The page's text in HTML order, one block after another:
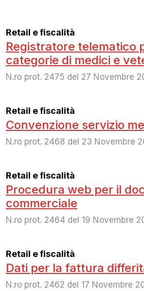
Retail e fiscalità
Registratore telematico
categorie di medici e
N.ro prot. 2475 del 27 Novembre
Retail e fiscalità
Convenzione servizio
N.ro prot. 2468 del 23 Novembre
Retail e fiscalità
Procedura web per il
commerciale
N.ro prot. 2464 del 19 Novembre
Retail e fiscalità
Dati per la fattura
N.ro prot. 2462 del 17 Novembre